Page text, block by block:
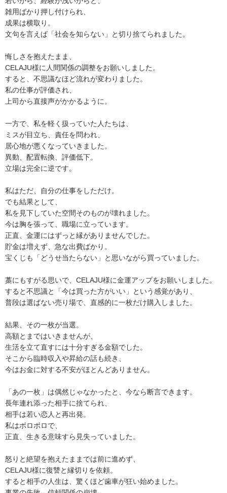
雑用ばかり押し付けられ、
成果は横取り。
文句を言えば「社会を知らない」と切り捨てられました。
悔しさを抱えたまま、
CELAJU様に人間関係の調整をお願いしました。
すると、不思議なほど流れが変わりました。
私の仕事が評価され、
上司から直接声がかかるように。
一方で、私を軽く扱っていた人たちは、
ミスが目立ち、責任を問われ、
居心地が悪くなっていきました。
異動、配置転換、評価低下。
立場は完全に逆です。
私はただ、自分の仕事をしただけ。
でも結果として、
私を見下していた空間そのものが壊れました。
今は胸を張って、職場に立っています。
正直、金運にはずっと縁がありませんでした。
貯金は増えず、急な出費ばかり。
宝くじも「どうせ当たらない」と思いながら買っていました。
藁にもすがる思いで、CELAJU様に金運アップをお願いしました。
すると不思議と「今は買った方がいい」という感覚があり、
普段は選ばない売り場で、直感的に一枚だけ購入しました。
結果、その一枚が当選。
高額とまではいきませんが、
生活を立て直すには十分すぎる金額でした。
そこから臨時収入や昇給の話も続き、
今はお金に対する不安がほとんどありません。
「あの一枚」は偶然じゃなかったと、今なら断言できます。
長年連れ添った相手に捨てられ、
相手は若い恋人と再出発。
私はボロボロで、
正直、生きる意味すら見失っていました。
怒りと絶望を抱えたままでは前に進めず、
CELAJU様に復讐と縁切りを依頼。
すると相手の人生は、驚くほど歯車が狂い始めました。